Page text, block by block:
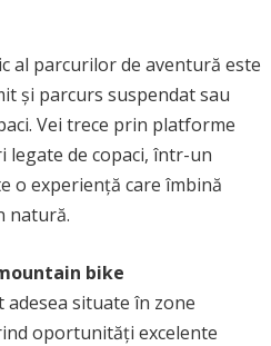
al parcurilor de aventură este
și parcurs suspendat sau
Vei trece prin platforme
legate de copaci, într-un
o experiență care îmbină
natură.
bike
situate în zone
oportunități excelente